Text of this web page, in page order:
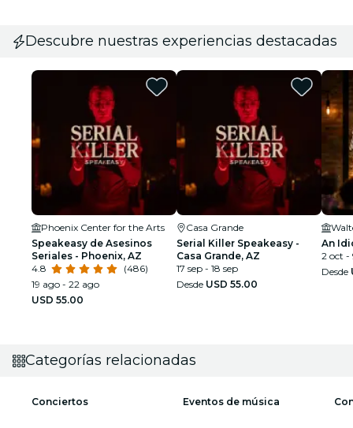
Descubre nuestras experiencias destacadas
Phoenix Center for the Arts
Speakeasy de Asesinos
Seriales - Phoenix, AZ
4.8
(486)
19 ago - 22 ago
USD 55.00
Casa Grande
Serial Killer Speakeasy -
Casa Grande, AZ
17 sep - 18 sep
Desde USD 55.00
An
2 oct -
Desde
Categorías relacionadas
Conciertos Eventos de música